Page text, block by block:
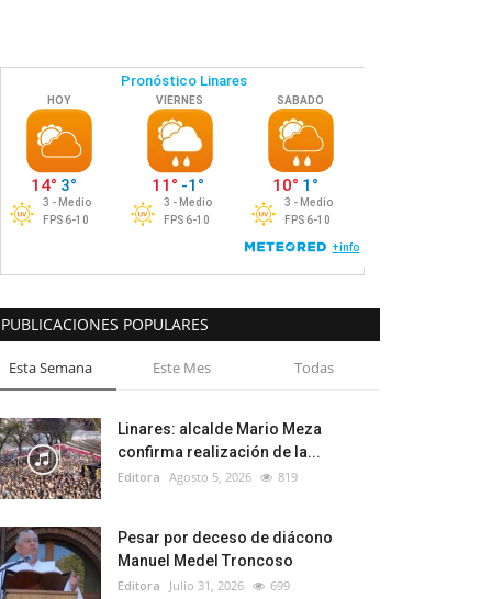
PUBLICACIONES POPULARES
Esta Semana Este Mes Todas
Linares: alcalde Mario Meza
confirma realización de la...
Editora Agosto 5, 2026 819
Pesar por deceso de diácono
Manuel Medel Troncoso
Editora Julio 31, 2026 699